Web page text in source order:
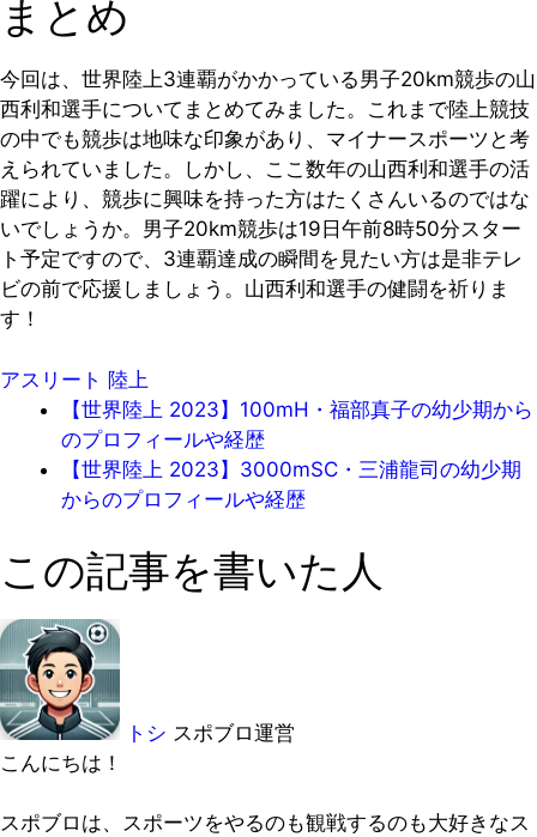
まとめ
今回は、世界陸上3連覇がかかっている男子20km競歩の山
西利和選手についてまとめてみました。これまで陸上競技
の中でも競歩は地味な印象があり、マイナースポーツと考
えられていました。しかし、ここ数年の山西利和選手の活
躍により、競歩に興味を持った方はたくさんいるのではな
いでしょうか。男子20km競歩は19日午前8時50分スター
ト予定ですので、3連覇達成の瞬間を見たい方は是非テレ
ビの前で応援しましょう。山西利和選手の健闘を祈りま
す！
アスリート 陸上
【世界陸上 2023】100mH・福部真子の幼少期から
のプロフィールや経歴
【世界陸上 2023】3000mSC・三浦龍司の幼少期
からのプロフィールや経歴
この記事を書いた人
トシ スポブロ運営
こんにちは！
スポブロは、スポーツをやるのも観戦するのも大好きなス